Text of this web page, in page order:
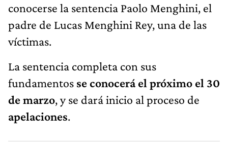
conocerse la sentencia Paolo Menghini, el
padre de Lucas Menghini Rey, una de las
víctimas.
La sentencia completa con sus
fundamentos se conocerá el próximo el 30
de marzo, y se dará inicio al proceso de
apelaciones.